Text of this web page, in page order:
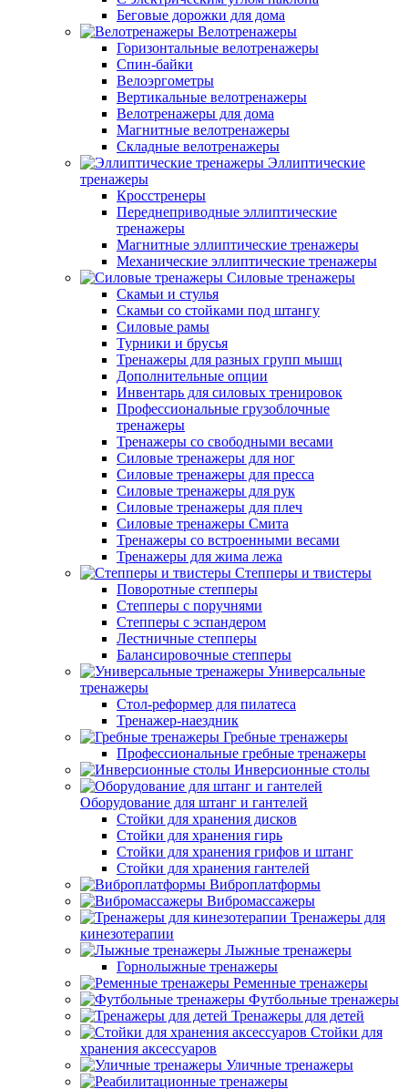
Беговые дорожки для дома
Велотренажеры
Горизонтальные велотренажеры
Спин-байки
Велоэргометры
Вертикальные велотренажеры
Велотренажеры для дома
Магнитные велотренажеры
Складные велотренажеры
Эллиптические
тренажеры
Кросстренеры
Переднеприводные эллиптические
тренажеры
Магнитные эллиптические тренажеры
Механические эллиптические тренажеры
Силовые тренажеры
Скамьи и стулья
Скамьи со стойками под штангу
Силовые рамы
Турники и брусья
Тренажеры для разных групп мышц
Дополнительные опции
Инвентарь для силовых тренировок
Профессиональные грузоблочные
тренажеры
Тренажеры со свободными весами
Силовые тренажеры для ног
Силовые тренажеры для пресса
Силовые тренажеры для рук
Силовые тренажеры для плеч
Силовые тренажеры Смита
Тренажеры со встроенными весами
Тренажеры для жима лежа
Степперы и твистеры
Поворотные степперы
Степперы с поручнями
Степперы с эспандером
Лестничные степперы
Балансировочные степперы
Универсальные
тренажеры
Стол-реформер для пилатеса
Тренажер-наездник
Гребные тренажеры
Профессиональные гребные тренажеры
Инверсионные столы
Оборудование для штанг и гантелей
Стойки для хранения дисков
Стойки для хранения гирь
Стойки для хранения грифов и штанг
Стойки для хранения гантелей
Виброплатформы
Вибромассажеры
Тренажеры для
кинезотерапии
Лыжные тренажеры
Горнолыжные тренажеры
Ременные тренажеры
Футбольные тренажеры
Тренажеры для детей
Стойки для
хранения аксессуаров
Уличные тренажеры